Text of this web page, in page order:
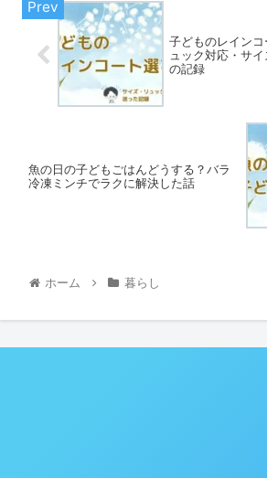
子どものレイン
ュック対応・サ
の記録
魚の日の子どもごはんどうする？バラ
冷凍ミンチでラクに解決した話
ホーム 暮らし